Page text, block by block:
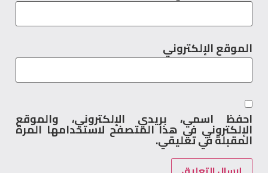
الموقع الإلكتروني
احفظ اسمي، بريدي الإلكتروني، والموقع
الإلكتروني في هذا المتصفح لاستخدامها المرة
المقبلة في تعليقي.